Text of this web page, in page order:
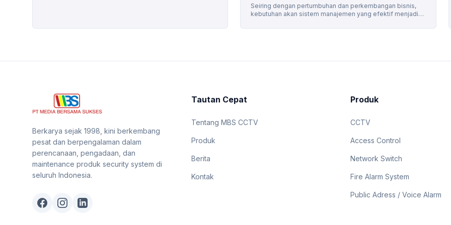
Seiring dengan pertumbuhan dan perkembangan bisnis,
kebutuhan akan sistem manajemen yang efektif menjadi
dirancang untuk membantu organisasi merampingkan
yang unik. Dalam panduan ini, kami akan membahas
Berkarya sejak 1998, kini berkembang
pesat dan berpengalaman dalam
perencanaan, pengadaan, dan
maintenance produk security system di
seluruh Indonesia.
Tautan Cepat
Tentang MBS CCTV
Produk
Berita
Kontak
Produk
CCTV
Access Control
Network Switch
Fire Alarm System
Public Adress / Voice Alarm